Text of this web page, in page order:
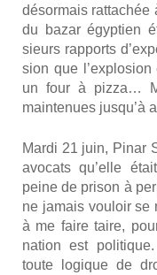
désor­mais rat­ta­chée
du bazar égyp­tien
sieurs rap­ports
sion que
un four à piz­za…
main­te­nues jus­qu’à
Mar­di 21 juin, Pinar
avo­cats qu’elle
peine de pri­son à
ne jamais vou­loir se
à me faire taire,
na­tion est
toute logique de